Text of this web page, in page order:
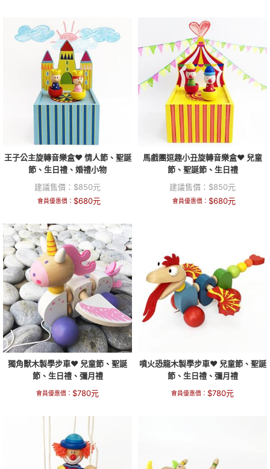
王子公主旋轉音樂盒❤ 情人節、聖誕
節、生日禮、婚禮小物
建議售價： $850元
會員優惠價： $680元
馬戲團逗趣小丑旋轉音樂盒❤ 兒童
節、聖誕節、生日禮
建議售價： $850元
會員優惠價： $680元
獨角獸木製學步車❤ 兒童節、聖誕
節、生日禮、彌月禮
會員優惠價： $780元
噴火恐龍木製學步車❤ 兒童節、聖誕
節、生日禮、彌月禮
會員優惠價： $780元